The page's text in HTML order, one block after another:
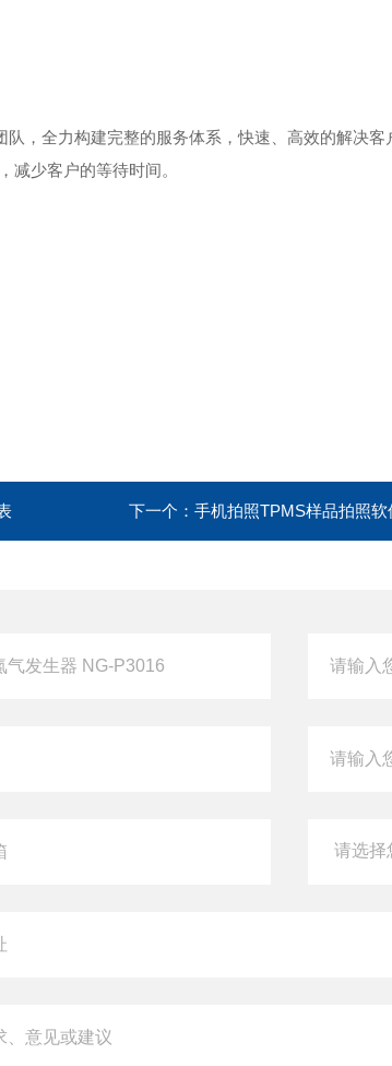
，全力构建完整的服务体系，快速、高效的解决客
减少客户的等待时间。
下一个： 手机拍照TPMS样品拍照软